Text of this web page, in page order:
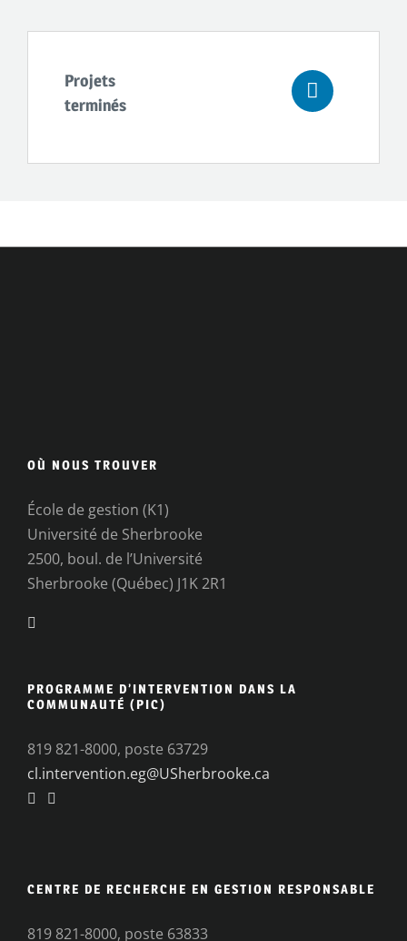
Projets
terminés
OÙ NOUS TROUVER
École de gestion (K1)
Université de Sherbrooke
2500, boul. de l’Université
Sherbrooke (Québec) J1K 2R1
PROGRAMME D’INTERVENTION DANS LA
COMMUNAUTÉ (PIC)
819 821-8000, poste 63729
cl.intervention.eg@USherbrooke.ca
CENTRE DE RECHERCHE EN GESTION RESPONSABLE
819 821-8000, poste 63833